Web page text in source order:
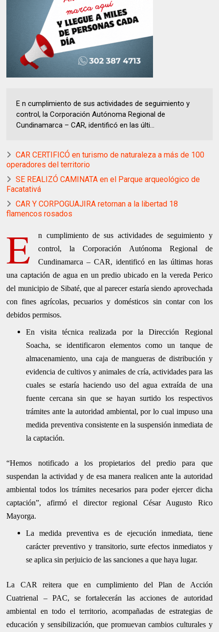
E n cumplimiento de sus actividades de seguimiento y
control, la Corporación Autónoma Regional de
Cundinamarca – CAR, identificó en las últi...
CAR CERTIFICÓ en turismo de naturaleza a más de 100
operadores del territorio
SE REALIZÓ CAMINATA en el Parque arqueológico de
Facatativá
CAR Y CORPOGUAJIRA retornan a la libertad 18
flamencos rosados
E
n cumplimiento de sus actividades de seguimiento y
control, la Corporación Autónoma Regional de
Cundinamarca – CAR, identificó en las últimas horas
una captación de agua en un predio ubicado en la vereda Perico
del municipio de Sibaté, que al parecer estaría siendo aprovechada
con fines agrícolas, pecuarios y domésticos sin contar con los
debidos permisos.
En visita técnica realizada por la Dirección Regional
Soacha, se identificaron elementos como un tanque de
almacenamiento, una caja de mangueras de distribución y
evidencia de cultivos y animales de cría, actividades para las
cuales se estaría haciendo uso del agua extraída de una
fuente cercana sin que se hayan surtido los respectivos
trámites ante la autoridad ambiental, por lo cual impuso una
medida preventiva consistente en la suspensión inmediata de
la captación.
“Hemos notificado a los propietarios del predio para que
suspendan la actividad y de esa manera realicen ante la autoridad
ambiental todos los trámites necesarios para poder ejercer dicha
captación”, afirmó el director regional César Augusto Rico
Mayorga.
La medida preventiva es de ejecución inmediata, tiene
carácter preventivo y transitorio, surte efectos inmediatos y
se aplica sin perjuicio de las sanciones a que haya lugar.
La CAR reitera que en cumplimiento del Plan de Acción
Cuatrienal – PAC, se fortalecerán las acciones de autoridad
ambiental en todo el territorio, acompañadas de estrategias de
educación y sensibilización, que promuevan cambios culturales y